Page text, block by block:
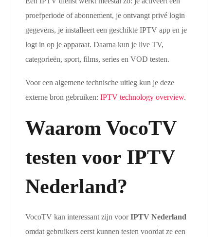
proefperiode of abonnement, je ontvangt privé login
gegevens, je installeert een geschikte IPTV app en je
logt in op je apparaat. Daarna kun je live TV,
categorieën, sport, films, series en VOD testen.
Voor een algemene technische uitleg kun je deze
externe bron gebruiken:IPTV technology overview.
Waarom VocoTV
testen voor IPTV
Nederland?
VocoTV kan interessant zijn voorIPTV Nederland
omdat gebruikers eerst kunnen testen voordat ze een